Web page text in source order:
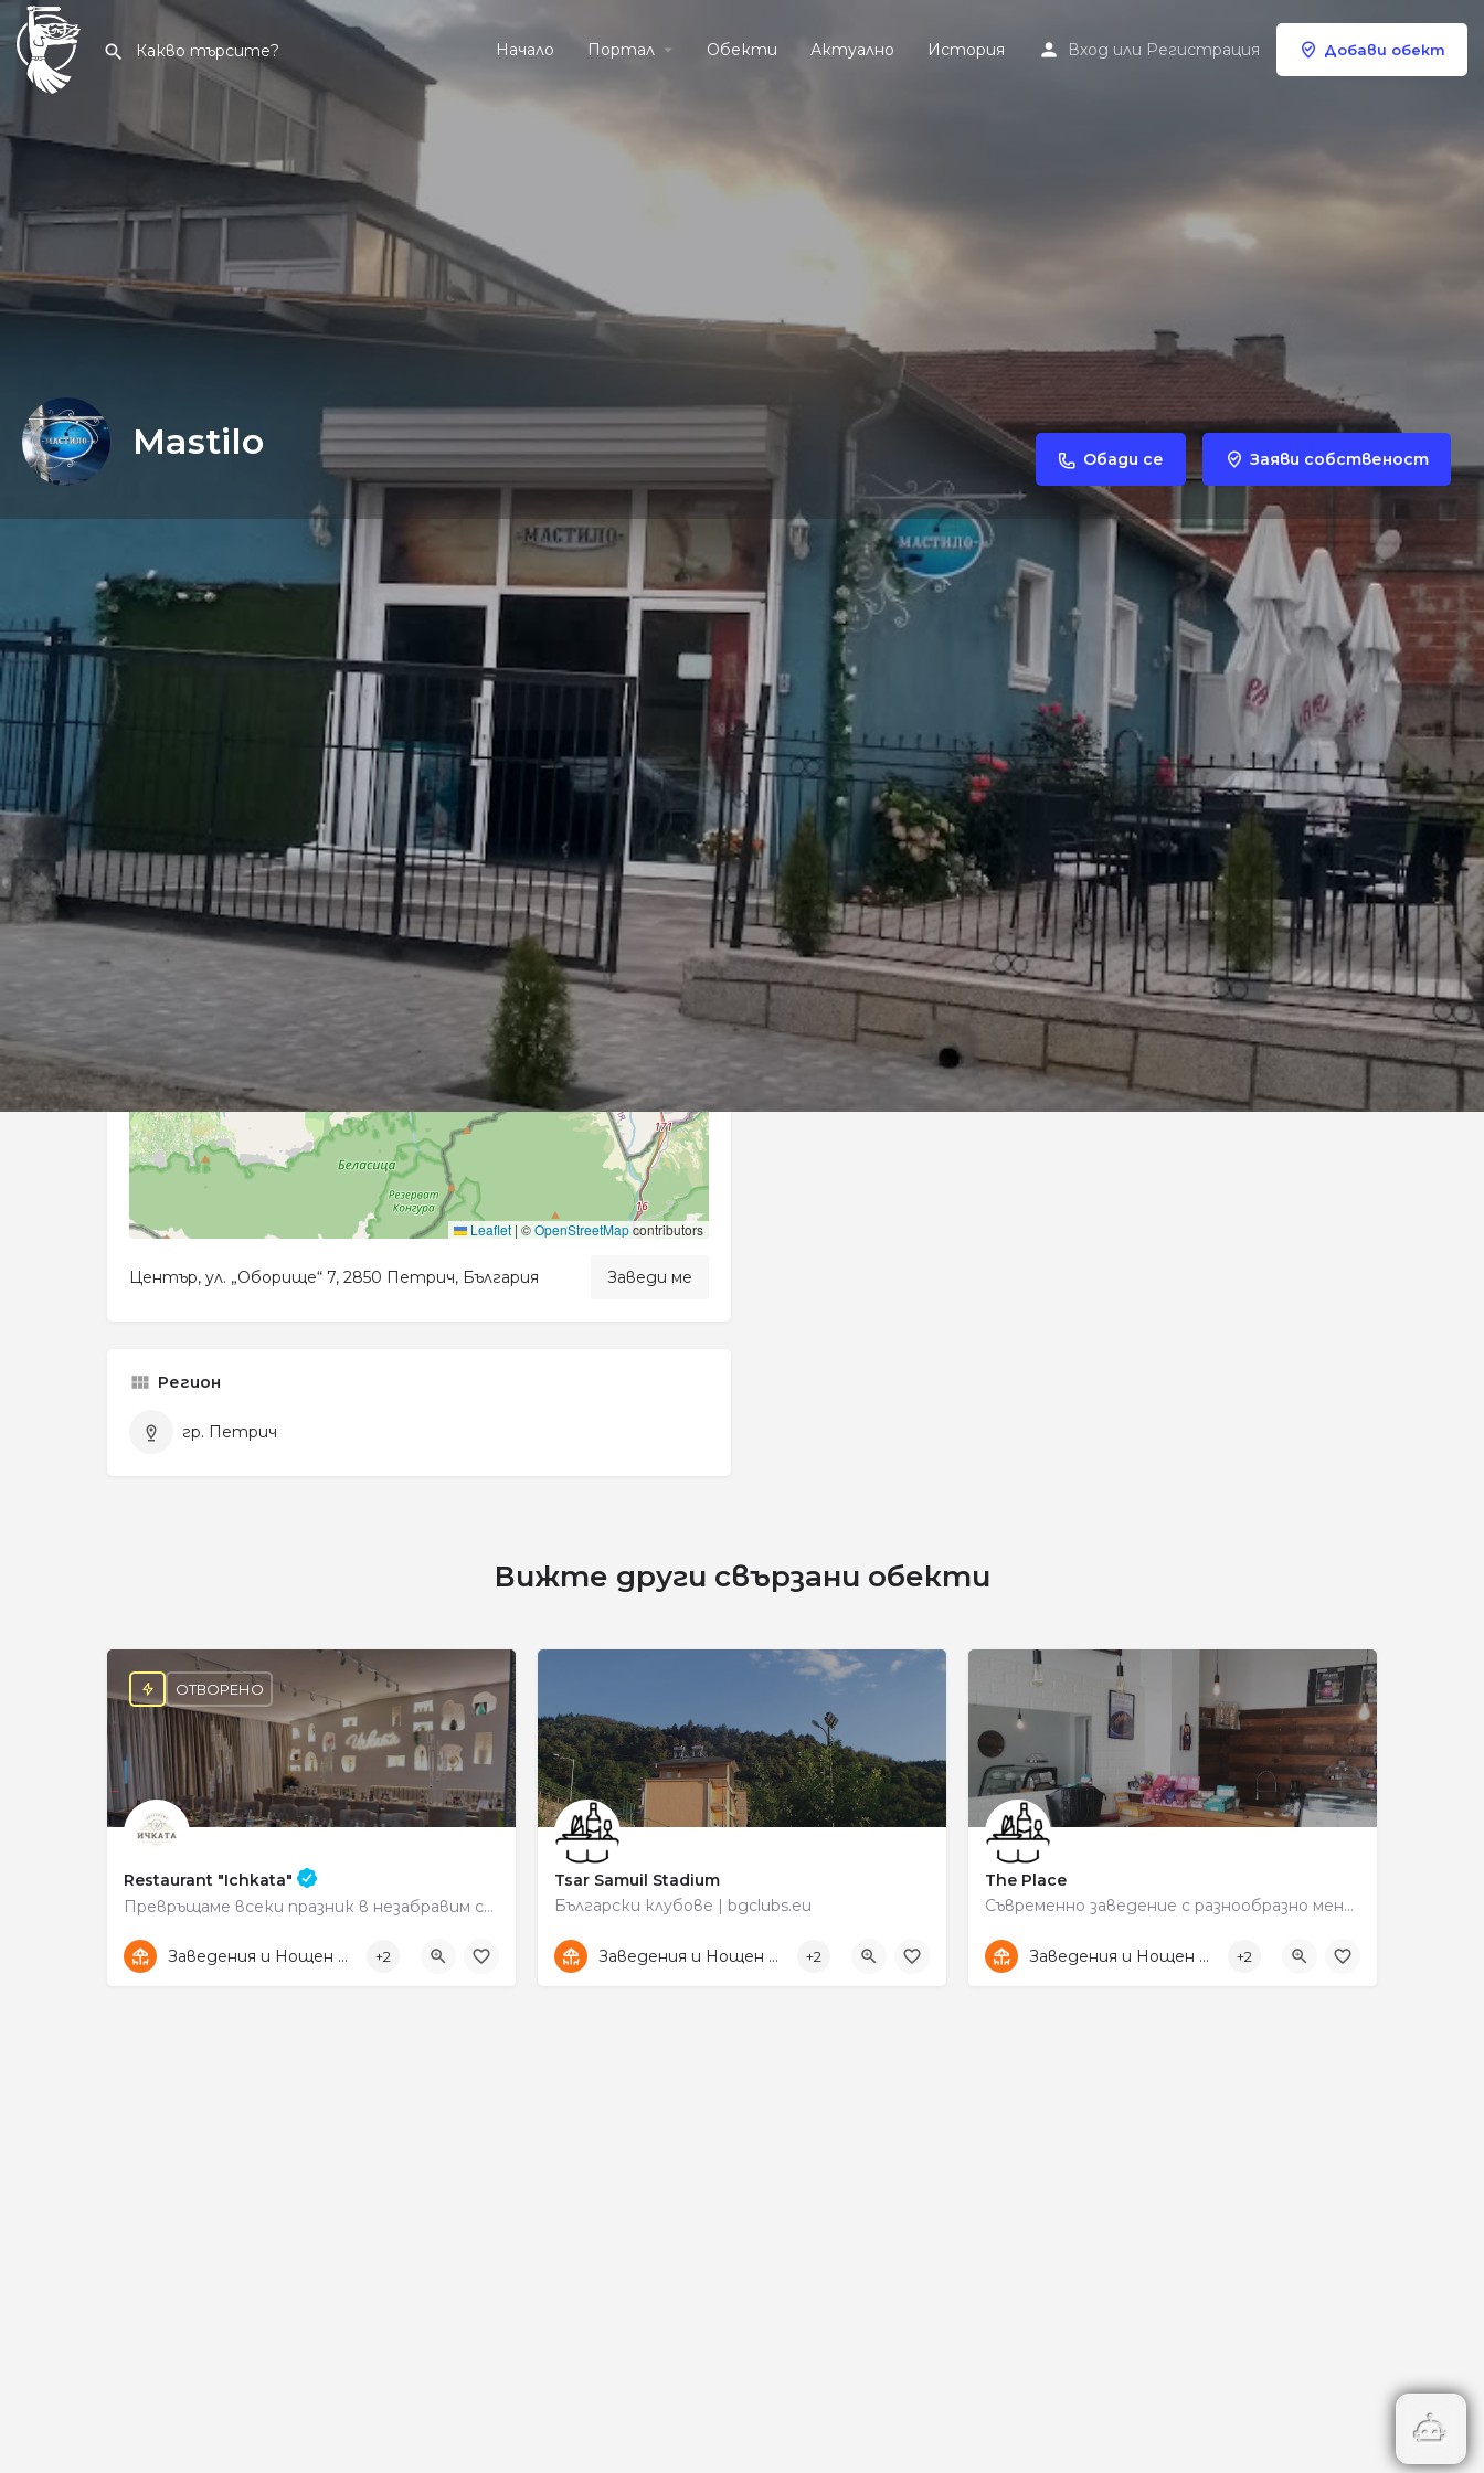
Начало Портал Обекти Актуално История Вход или Регистрация Добави обект
Mastilo Обади се Заяви собственост
Профил Ревюта 0
Заведи ме Сподели Мнение
Кафене с артистичен дух, предлагащо напитки и приятно място
Локация
+
−
Leaflet | ©OpenStreetMapcontributors
Център, ул. „Оборище“ 7, 2850 Петрич, България Заведи ме
Регион
гр. Петрич
Категории
Заведения и Нощен живот Кафе/Бар
Вижте други свързани обекти
Restaurant "Ichkata"
Превръщаме всеки празник в незабравим спомен!
0878588866
ОТВОРЕНО
Заведения и Нощен живот +2
Tsar Samuil Stadium
Български клубове | bgclubs.eu
+359 87 819 1942
Заведения и Нощен живот +2
The Place
Съвременно заведение с разнообразно меню и комфортна обстановка.
+359 89 845 9528
Заведения и Нощен живот +2